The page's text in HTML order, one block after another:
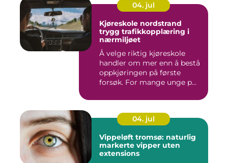
04. jul
Kjøreskole nordstrand
trygg trafikkopplæring i
nærmiljøet
Å velge riktig kjøreskole
handler om mer enn å bestå
oppkjøringen på første
forsøk. For mange unge p...
04. jul
Vippeløft tromsø: naturlig
markerte vipper uten
extensions